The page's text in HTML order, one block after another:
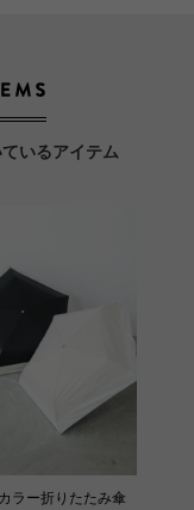
いるアイテム
ラー折りたたみ傘